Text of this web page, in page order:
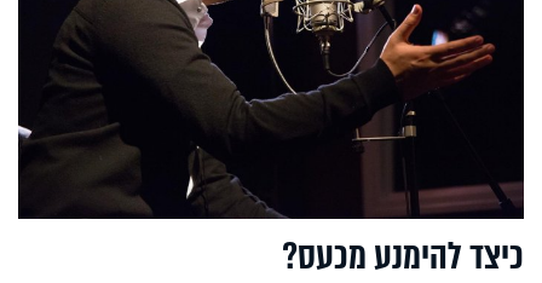
כיצד להימנע מכעס?